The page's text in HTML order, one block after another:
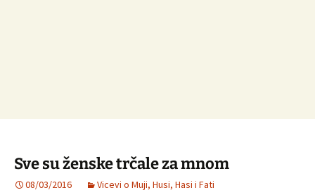
Sve su ženske trčale za mnom
08/03/2016 Vicevi o Muji, Husi, Hasi i Fati